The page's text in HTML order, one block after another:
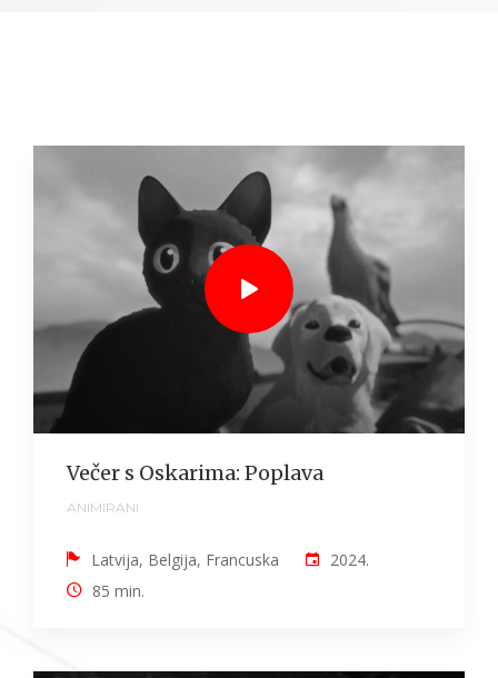
Večer s Oskarima: Poplava
ANIMIRANI
Latvija, Belgija, Francuska
2024.
85 min.